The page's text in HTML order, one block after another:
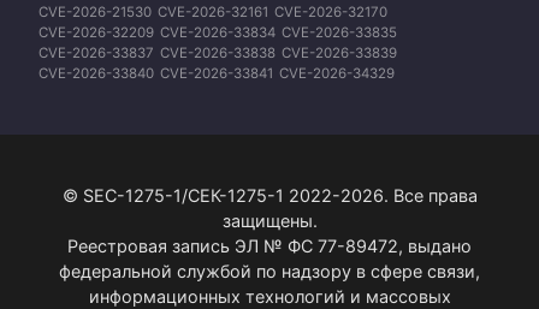
CVE-2026-21530 CVE-2026-32161 CVE-2026-32170
CVE-2026-32209 CVE-2026-33834 CVE-2026-33835
CVE-2026-33837 CVE-2026-33838 CVE-2026-33839
CVE-2026-33840 CVE-2026-33841 CVE-2026-34329
CVE-2026-34337 CVE-2026-34338 CVE-2026-34339
CVE-2026-34347 CVE-2026-34350
CVE-2026-34351
CVE-2026-35416 CVE-2026-35417
CVE-2026-35418
CVE-2026-35419 CVE-2026-35420
CVE-2026-35421 CVE-2026-35422
CVE-2026-35423
CVE-2026-35424 CVE-2026-35438 CVE-2026-40369
CVE-2026-40377 CVE-2026-40380 CVE-2026-40382
© SEC-1275-1/СЕК-1275-1 2022-2026. Все права
защищены.
Реестровая запись ЭЛ № ФС 77-89472, выдано
федеральной службой по надзору в сфере связи,
информационных технологий и массовых